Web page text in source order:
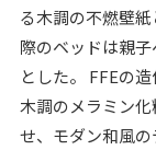
る木調の不燃壁
際のベッドは親
とした。 FFEの
木調のメラミン
せ、モダン和風の